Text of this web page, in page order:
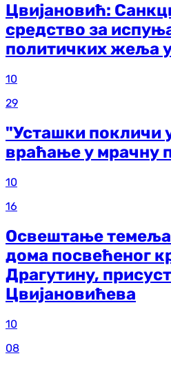
Цвијановић:
средство за
политичких жеља
10
29
"Усташки покличи
враћање у мрачну
10
16
Освештање темеља
дома посвећеног
Драгутину,
Цвијановићева
10
08